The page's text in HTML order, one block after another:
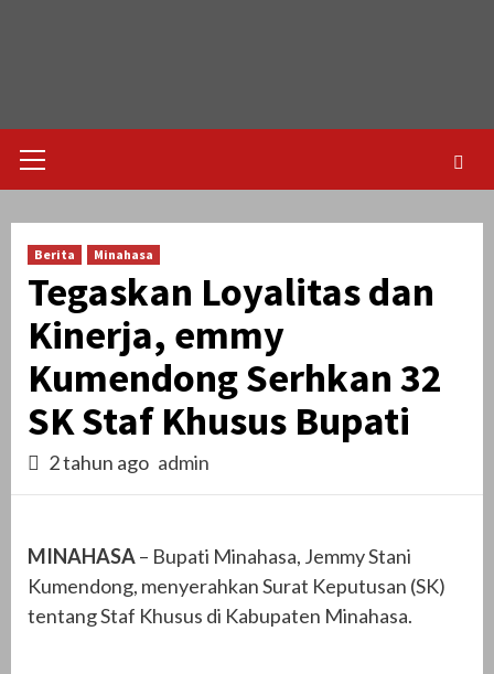
Menu
Berita Minahasa
Tegaskan Loyalitas dan
Kinerja, emmy
Kumendong Serhkan 32
SK Staf Khusus Bupati
2 tahun ago admin
MINAHASA– Bupati Minahasa, Jemmy Stani
Kumendong, menyerahkan Surat Keputusan (SK)
tentang Staf Khusus di Kabupaten Minahasa.